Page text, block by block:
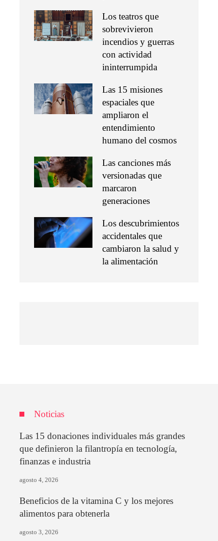
Los teatros que
sobrevivieron
incendios y guerras
con actividad
ininterrumpida
Las 15 misiones
espaciales que
ampliaron el
entendimiento
humano del cosmos
Las canciones más
versionadas que
marcaron
generaciones
Los descubrimientos
accidentales que
cambiaron la salud y
la alimentación
Noticias
Las 15 donaciones individuales más grandes
que definieron la filantropía en tecnología,
finanzas e industria
agosto 4, 2026
Beneficios de la vitamina C y los mejores
alimentos para obtenerla
agosto 3, 2026